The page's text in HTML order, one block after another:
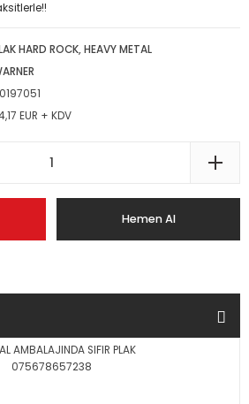
HARD ROCK, HEAVY METAL
EUR + KDV
Hemen Al
AMBALAJINDA SIFIR PLAK
075678657238